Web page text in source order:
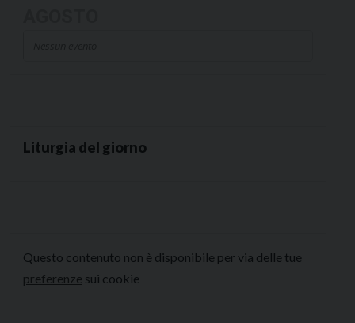
Liturgia del giorno
Questo contenuto non è disponibile per via delle tue
preferenze sui cookie